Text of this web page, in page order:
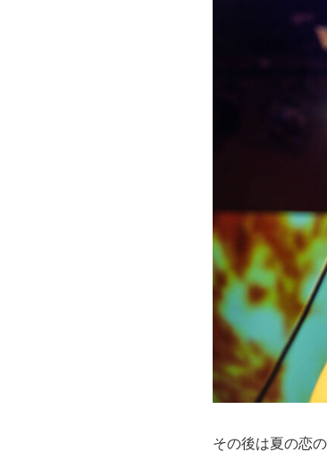
その後は夏の恋